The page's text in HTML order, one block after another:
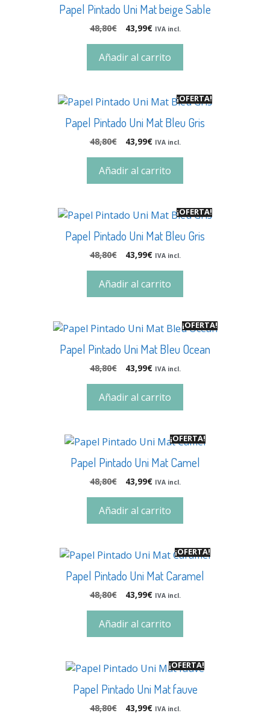
Papel Pintado Uni Mat beige Sable
48,80€ 43,99€ IVA incl.
Añadir al carrito
¡OFERTA!
Papel Pintado Uni Mat Bleu Gris
48,80€ 43,99€ IVA incl.
Añadir al carrito
¡OFERTA!
Papel Pintado Uni Mat Bleu Gris
48,80€ 43,99€ IVA incl.
Añadir al carrito
¡OFERTA!
Papel Pintado Uni Mat Bleu Ocean
48,80€ 43,99€ IVA incl.
Añadir al carrito
¡OFERTA!
Papel Pintado Uni Mat Camel
48,80€ 43,99€ IVA incl.
Añadir al carrito
¡OFERTA!
Papel Pintado Uni Mat Caramel
48,80€ 43,99€ IVA incl.
Añadir al carrito
¡OFERTA!
Papel Pintado Uni Mat fauve
48,80€ 43,99€ IVA incl.